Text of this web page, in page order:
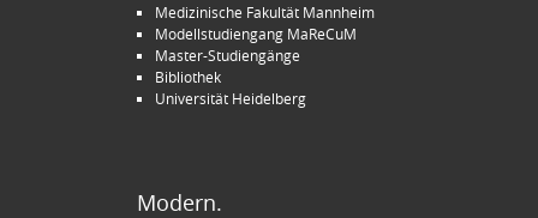
Medizinische Fakultät Mannheim
Modellstudiengang MaReCuM
Master-Studiengänge
Bibliothek
Universität Heidelberg
Modern.